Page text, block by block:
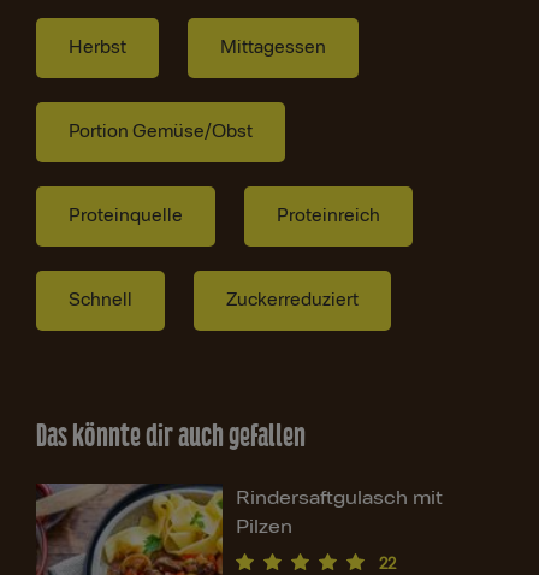
Herbst Mittagessen
Portion Gemüse/Obst
Proteinquelle Proteinreich
Schnell Zuckerreduziert
Das könnte dir auch gefallen
Rindersaftgulasch mit
Pilzen
22